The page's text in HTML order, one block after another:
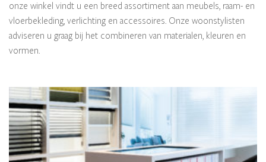
onze winkel vindt u een breed assortiment aan meubels, raam- en
vloerbekleding, verlichting en accessoires. Onze woonstylisten
adviseren u graag bij het combineren van materialen, kleuren en
vormen.